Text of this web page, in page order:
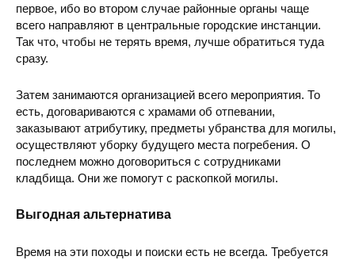
Кладбище Яцево ул.
Кладбище Масаны
первое, ибо во втором случае районные органы чаще
всего направляют в центральные городские инстанции.
Так что, чтобы не терять время, лучше обратиться туда
сразу.
Затем занимаются организацией всего мероприятия. То
есть, договариваются с храмами об отпевании,
заказывают атрибутику, предметы убранства для могилы,
осуществляют уборку будущего места погребения. О
последнем можно договориться с сотрудниками
кладбища. Они же помогут с раскопкой могилы.
Выгодная альтернатива
Время на эти походы и поиски есть не всегда. Требуется